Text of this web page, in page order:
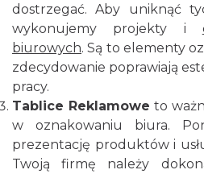
dostrzegać. Aby uniknąć
wykonujemy projekty i
biurowych. Są to elementy
zdecydowanie poprawiają
pracy.
Tablice Reklamowe to
w oznakowaniu biura.
prezentację produktów i
Twoją firmę należy